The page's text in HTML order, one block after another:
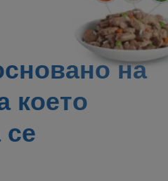
на
което